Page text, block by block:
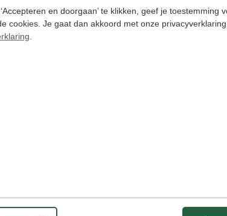
en doorgaan’ te klikken, geef je toestemming
cookies. Je gaat dan akkoord met onze
en gemak voor docenten.
waarna deze hardop wordt voorgelezen. Dit
vermindert om visueel te lezen, wat
met dyslexie om een tweede taal te leren. De
hardop voorlezen, of op het scherm
zelfstandig werken. Het eigen tempo